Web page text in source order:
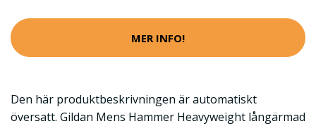
MER INFO!
Den här produktbeskrivningen är automatiskt
översatt. Gildan Mens Hammer Heavyweight långärmad